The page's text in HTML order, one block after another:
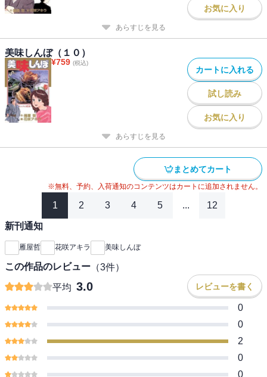
お気に入り
あらすじを見る
美味しんぼ（１０）
¥759 (税込)
カートに入れる
試し読み
お気に入り
あらすじを見る
まとめてカート
※無料、予約、入荷通知のコンテンツはカートに追加されません。
1 2 3 4 5 ... 12
新刊通知
雁屋哲 花咲アキラ 美味しんぼ
この作品のレビュー （3件）
平均 3.0 レビューを書く
0
0
2
0
0